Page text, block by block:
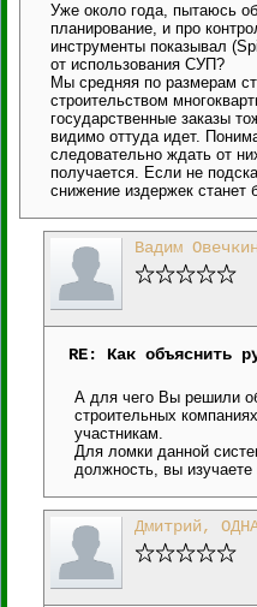
Уже около года, пытаюсь
планирование, и про
инструменты показывал
от использования СУП?
Мы средняя по размерам
строительством
государственные заказы
видимо оттуда идет.
следовательно ждать от
получается. Если не
снижение издержек станет
Вадим
RE: Как объяснить
А для чего Вы решили
строительных
участникам.
Для ломки данной
должность, вы
Дмитрий,